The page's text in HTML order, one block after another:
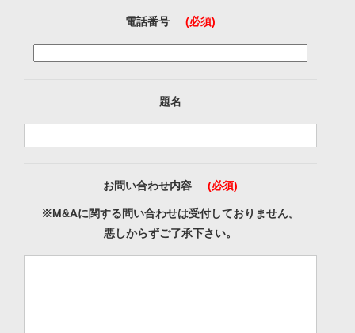
電話番号 (必須)
題名
お問い合わせ内容 (必須)
※M&Aに関する問い合わせは受付しておりません。
悪しからずご了承下さい。